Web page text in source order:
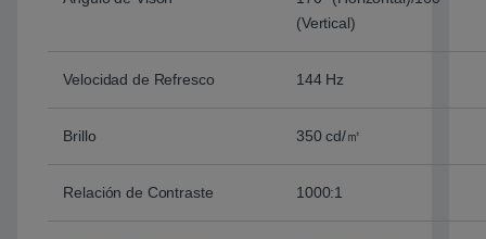
(Vertical)
Velocidad de Refresco 144 Hz
Brillo 350 cd/㎡
Relación de Contraste 1000:1